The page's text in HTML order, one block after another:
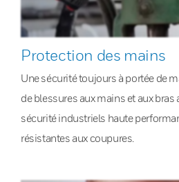
Protection des mains
Une sécurité toujours à portée de
de blessures aux mains et aux bras
sécurité industriels haute
résistantes aux coupures.